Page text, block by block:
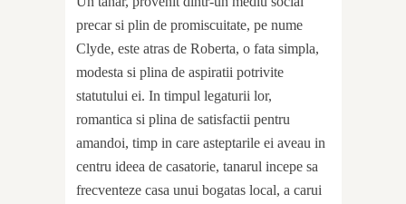
precar si plin de promiscuitate, pe nume
Clyde, este atras de Roberta, o fata simpla,
modesta si plina de aspiratii potrivite
statutului ei. In timpul legaturii lor,
romantica si plina de satisfactii pentru
amandoi, timp in care asteptarile ei aveau in
centru ideea de casatorie, tanarul incepe sa
frecventeze casa unui bogatas local, a carui